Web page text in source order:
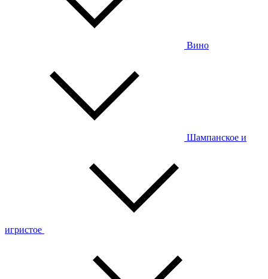
Вино
Шампанское и
игристое